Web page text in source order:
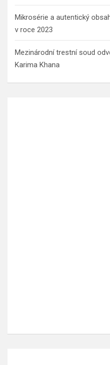
Mikrosérie a autentický
v roce 2023
Mezinárodní trestní soud
Karima Khana